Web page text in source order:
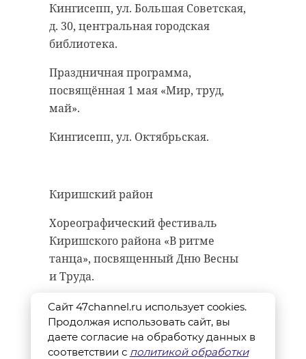
Кингисепп, ул. Большая Советская,
д. 30, центральная городская
библиотека.
Праздничная программа,
посвящённая 1 мая «Мир, труд,
май».
Кингисепп, ул. Октябрьская.
Киришский район
Хореографический фестиваль
Киришского района «В ритме
танца», посвященный Дню Весны
и Труда.
Киришский район, поселок
Будогощь, ул. Исполкомовская, д.
1, Дом культуры.
Сайт 47channel.ru использует cookies.
Продолжая использовать сайт, вы
даете согласие на обработку данных в
соответствии с политикой обработки